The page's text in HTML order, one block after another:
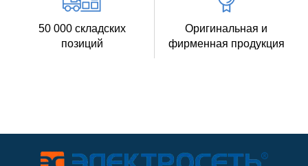
50 000 складских
позиций
Оригинальная и
фирменная продукция